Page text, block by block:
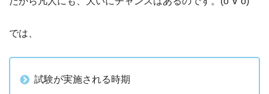
では、
試験が実施される時期